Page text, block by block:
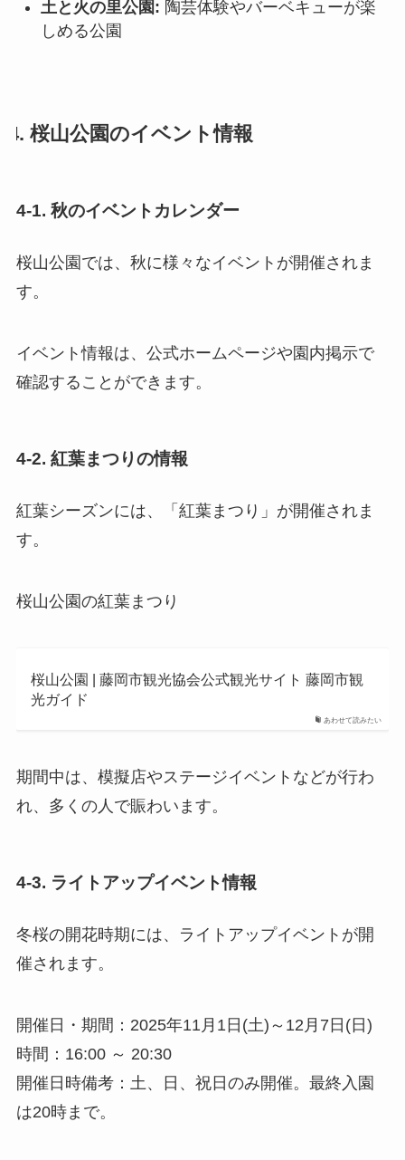
土と火の里公園: 陶芸体験やバーベキューが楽
しめる公園
4. 桜山公園のイベント情報
4-1. 秋のイベントカレンダー
桜山公園では、秋に様々なイベントが開催されま
す。
イベント情報は、公式ホームページや園内掲示で
確認することができます。
4-2. 紅葉まつりの情報
紅葉シーズンには、「紅葉まつり」が開催されま
す。
桜山公園の紅葉まつり
あわせて読みたい
桜山公園 | 藤岡市観光協会公式観光サイト 藤岡市観
光ガイド
期間中は、模擬店やステージイベントなどが行わ
れ、多くの人で賑わいます。
4-3. ライトアップイベント情報
冬桜の開花時期には、ライトアップイベントが開
催されます。
開催日・期間：2025年11月1日(土)～12月7日(日)
時間：16:00 ～ 20:30
開催日時備考：土、日、祝日のみ開催。最終入園
は20時まで。